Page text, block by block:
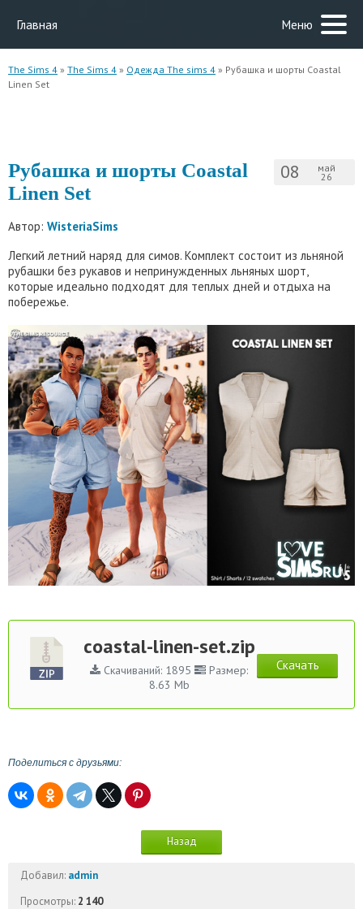
Главная Меню
The Sims 4 » The Sims 4 » Одежда The sims 4 » Рубашка и шорты Coastal
Linen Set
08 май
26
Рубашка и шорты Coastal
Linen Set
Автор: WisteriaSims
Легкий летний наряд для симов. Комплект состоит из льняной
рубашки без рукавов и непринужденных льняных шорт,
которые идеально подходят для теплых дней и отдыха на
побережье.
coastal-linen-set.zip
Скачиваний: 1895
Размер:
8.63 Mb
Скачать
Поделиться с друзьями:
Назад
Добавил: admin
Просмотры: 2 140